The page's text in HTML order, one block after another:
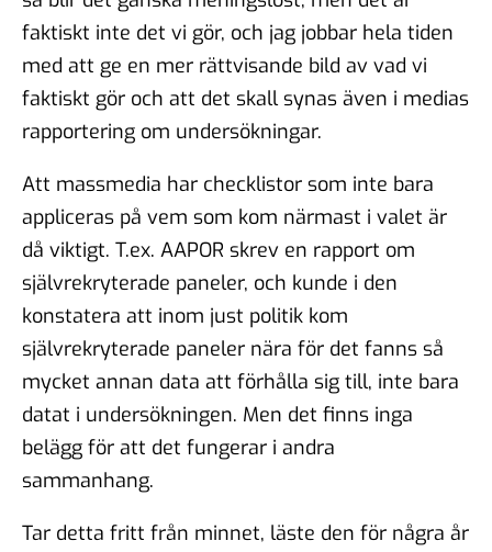
faktiskt inte det vi gör, och jag jobbar hela tiden
med att ge en mer rättvisande bild av vad vi
faktiskt gör och att det skall synas även i medias
rapportering om undersökningar.
Att massmedia har checklistor som inte bara
appliceras på vem som kom närmast i valet är
då viktigt. T.ex. AAPOR skrev en rapport om
självrekryterade paneler, och kunde i den
konstatera att inom just politik kom
självrekryterade paneler nära för det fanns så
mycket annan data att förhålla sig till, inte bara
datat i undersökningen. Men det finns inga
belägg för att det fungerar i andra
sammanhang.
Tar detta fritt från minnet, läste den för några år